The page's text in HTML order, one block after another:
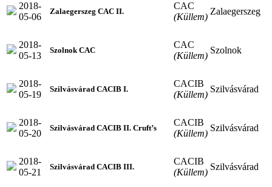
2018-
05-06
Zalaegerszeg CAC II.
CAC
(Küllem)
Zalaegerszeg
2018-
05-13
Szolnok CAC
CAC
(Küllem)
Szolnok
2018-
05-19
Szilvásvárad CACIB I.
CACIB
(Küllem)
Szilvásvárad
2018-
05-20
Szilvásvárad CACIB II. Cruft’s
CACIB
(Küllem)
Szilvásvárad
2018-
05-21
Szilvásvárad CACIB III.
CACIB
(Küllem)
Szilvásvárad